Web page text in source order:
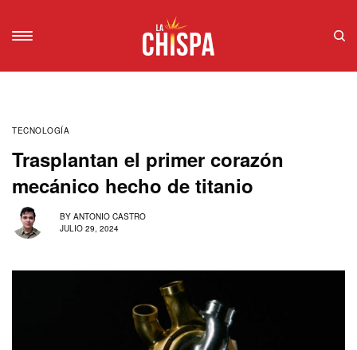
TECNOLOGÍA
Trasplantan el primer corazón
mecánico hecho de titanio
BY ANTONIO CASTRO
JULIO 29, 2024